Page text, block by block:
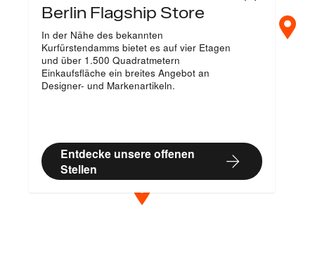
Berlin Flagship Store
In der Nähe des bekannten
Kurfürstendamms bietet es auf vier Etagen
und über 1.500 Quadratmetern
Einkaufsfläche ein breites Angebot an
Designer- und Markenartikeln.
Entdecke unsere offenen
Stellen